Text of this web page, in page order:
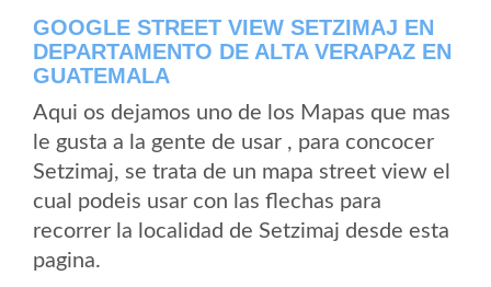
GOOGLE STREET VIEW SETZIMAJ EN
DEPARTAMENTO DE ALTA VERAPAZ EN
GUATEMALA
Aqui os dejamos uno de los Mapas que mas
le gusta a la gente de usar , para concocer
Setzimaj, se trata de un mapa street view el
cual podeis usar con las flechas para
recorrer la localidad de Setzimaj desde esta
pagina.